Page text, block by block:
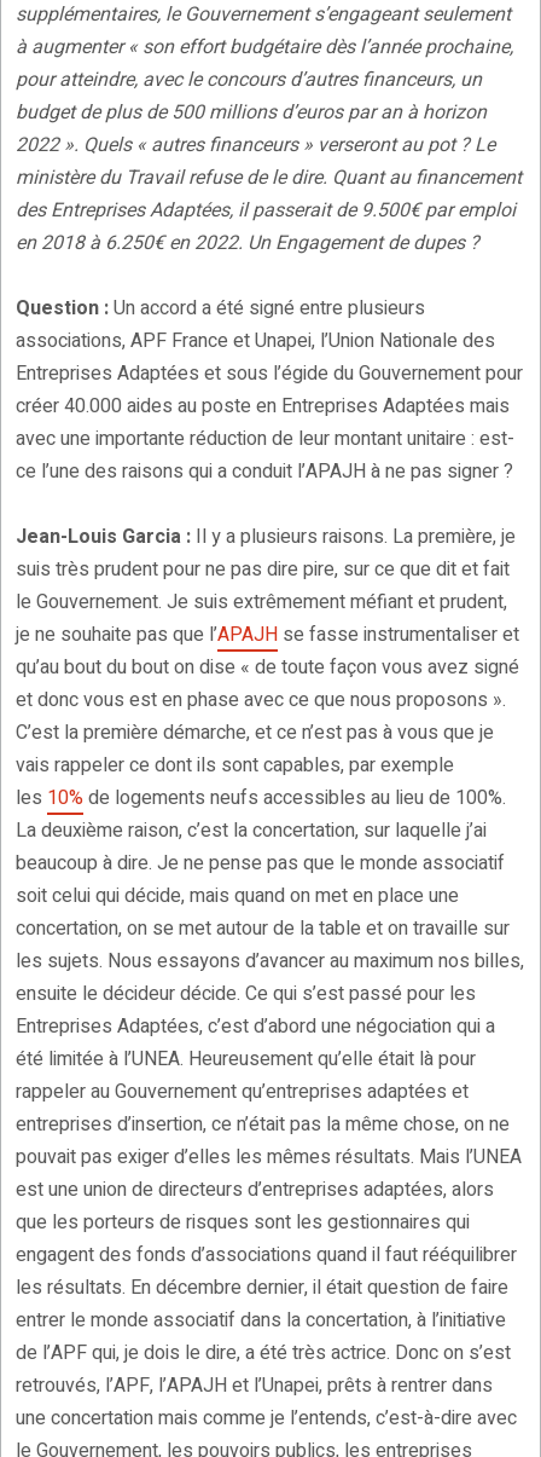
supplémentaires, le Gouvernement s’engageant seulement
à augmenter « son effort budgétaire dès l’année prochaine,
pour atteindre, avec le concours d’autres financeurs, un
budget de plus de 500 millions d’euros par an à horizon
2022 ». Quels « autres financeurs » verseront au pot ? Le
ministère du Travail refuse de le dire. Quant au financement
des Entreprises Adaptées, il passerait de 9.500€ par emploi
en 2018 à 6.250€ en 2022. Un Engagement de dupes ?
Question :Un accord a été signé entre plusieurs
associations, APF France et Unapei, l’Union Nationale des
Entreprises Adaptées et sous l’égide du Gouvernement pour
créer 40.000 aides au poste en Entreprises Adaptées mais
avec une importante réduction de leur montant unitaire : est-
ce l’une des raisons qui a conduit l’APAJH à ne pas signer ?
Jean-Louis Garcia : Il y a plusieurs raisons. La première, je
suis très prudent pour ne pas dire pire, sur ce que dit et fait
le Gouvernement. Je suis extrêmement méfiant et prudent,
je ne souhaite pas que l’APAJH se fasse instrumentaliser et
qu’au bout du bout on dise « de toute façon vous avez signé
et donc vous est en phase avec ce que nous proposons ».
C’est la première démarche, et ce n’est pas à vous que je
vais rappeler ce dont ils sont capables, par exemple
les 10%de logements neufs accessibles au lieu de 100%.
La deuxième raison, c’est la concertation, sur laquelle j’ai
beaucoup à dire. Je ne pense pas que le monde associatif
soit celui qui décide, mais quand on met en place une
concertation, on se met autour de la table et on travaille sur
les sujets. Nous essayons d’avancer au maximum nos billes,
ensuite le décideur décide. Ce qui s’est passé pour les
Entreprises Adaptées, c’est d’abord une négociation qui a
été limitée à l’UNEA. Heureusement qu’elle était là pour
rappeler au Gouvernement qu’entreprises adaptées et
entreprises d’insertion, ce n’était pas la même chose, on ne
pouvait pas exiger d’elles les mêmes résultats. Mais l’UNEA
est une union de directeurs d’entreprises adaptées, alors
que les porteurs de risques sont les gestionnaires qui
engagent des fonds d’associations quand il faut rééquilibrer
les résultats. En décembre dernier, il était question de faire
entrer le monde associatif dans la concertation, à l’initiative
de l’APF qui, je dois le dire, a été très actrice. Donc on s’est
retrouvés, l’APF, l’APAJH et l’Unapei, prêts à rentrer dans
une concertation mais comme je l’entends, c’est-à-dire avec
le Gouvernement, les pouvoirs publics, les entreprises